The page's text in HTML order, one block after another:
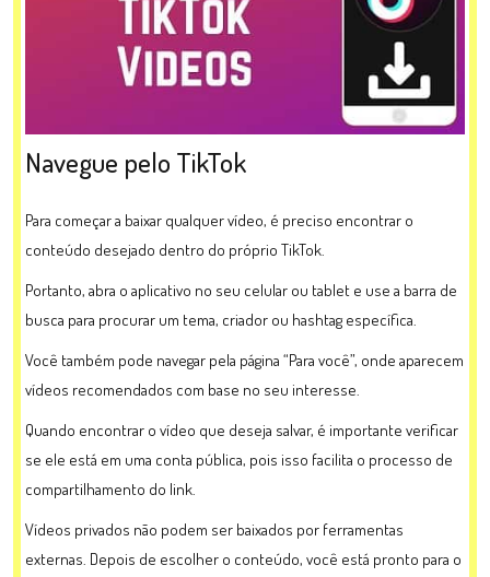
Navegue pelo TikTok
Para começar a baixar qualquer vídeo, é preciso encontrar o
conteúdo desejado dentro do próprio TikTok.
Portanto, abra o aplicativo no seu celular ou tablet e use a barra de
busca para procurar um tema, criador ou hashtag específica.
Você também pode navegar pela página “Para você”, onde aparecem
vídeos recomendados com base no seu interesse.
Quando encontrar o vídeo que deseja salvar, é importante verificar
se ele está em uma conta pública, pois isso facilita o processo de
compartilhamento do link.
Vídeos privados não podem ser baixados por ferramentas
externas. Depois de escolher o conteúdo, você está pronto para o